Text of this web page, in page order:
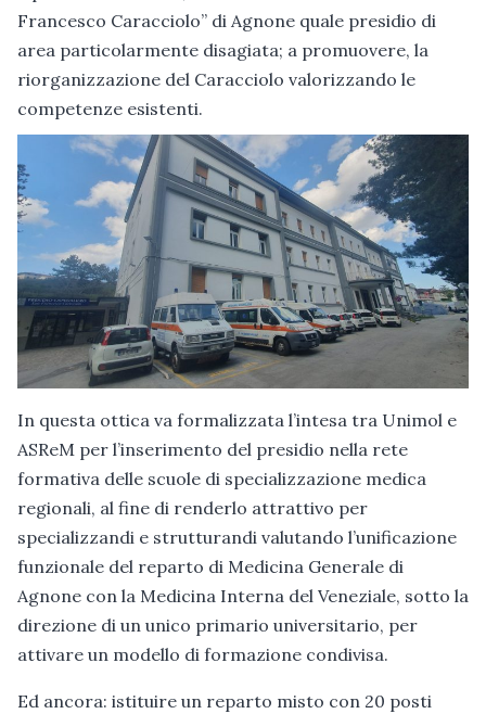
Francesco Caracciolo” di Agnone quale presidio di
area particolarmente disagiata; a promuovere, la
riorganizzazione del Caracciolo valorizzando le
competenze esistenti.
In questa ottica va formalizzata l’intesa tra Unimol e
ASReM per l’inserimento del presidio nella rete
formativa delle scuole di specializzazione medica
regionali, al fine di renderlo attrattivo per
specializzandi e strutturandi valutando l’unificazione
funzionale del reparto di Medicina Generale di
Agnone con la Medicina Interna del Veneziale, sotto la
direzione di un unico primario universitario, per
attivare un modello di formazione condivisa.
Ed ancora: istituire un reparto misto con 20 posti